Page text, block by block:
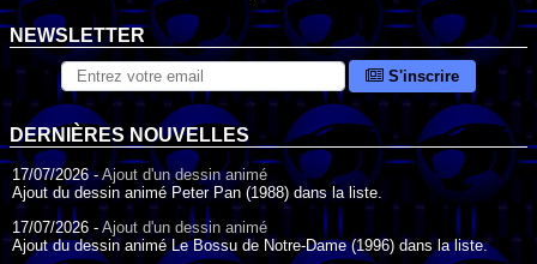
NEWSLETTER
S'inscrire
DERNIÈRES NOUVELLES
17/07/2026 -Ajout d'un dessin animé
Ajout du dessin animé Peter Pan (1988) dans la liste.
17/07/2026 - Ajout d'un dessin animé
Ajout du dessin animé Le Bossu de Notre-Dame (1996) dans la liste.